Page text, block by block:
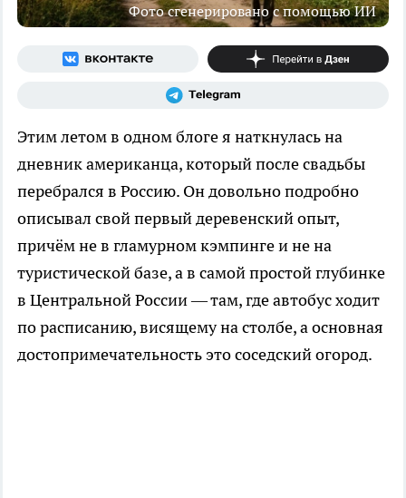
Фото сгенерировано с помощью ИИ
Этим летом в одном блоге я наткнулась на
дневник американца, который после свадьбы
перебрался в Россию. Он довольно подробно
описывал свой первый деревенский опыт,
причём не в гламурном кэмпинге и не на
туристической базе, а в самой простой глубинке
в Центральной России — там, где автобус ходит
по расписанию, висящему на столбе, а основная
достопримечательность это соседский огород.